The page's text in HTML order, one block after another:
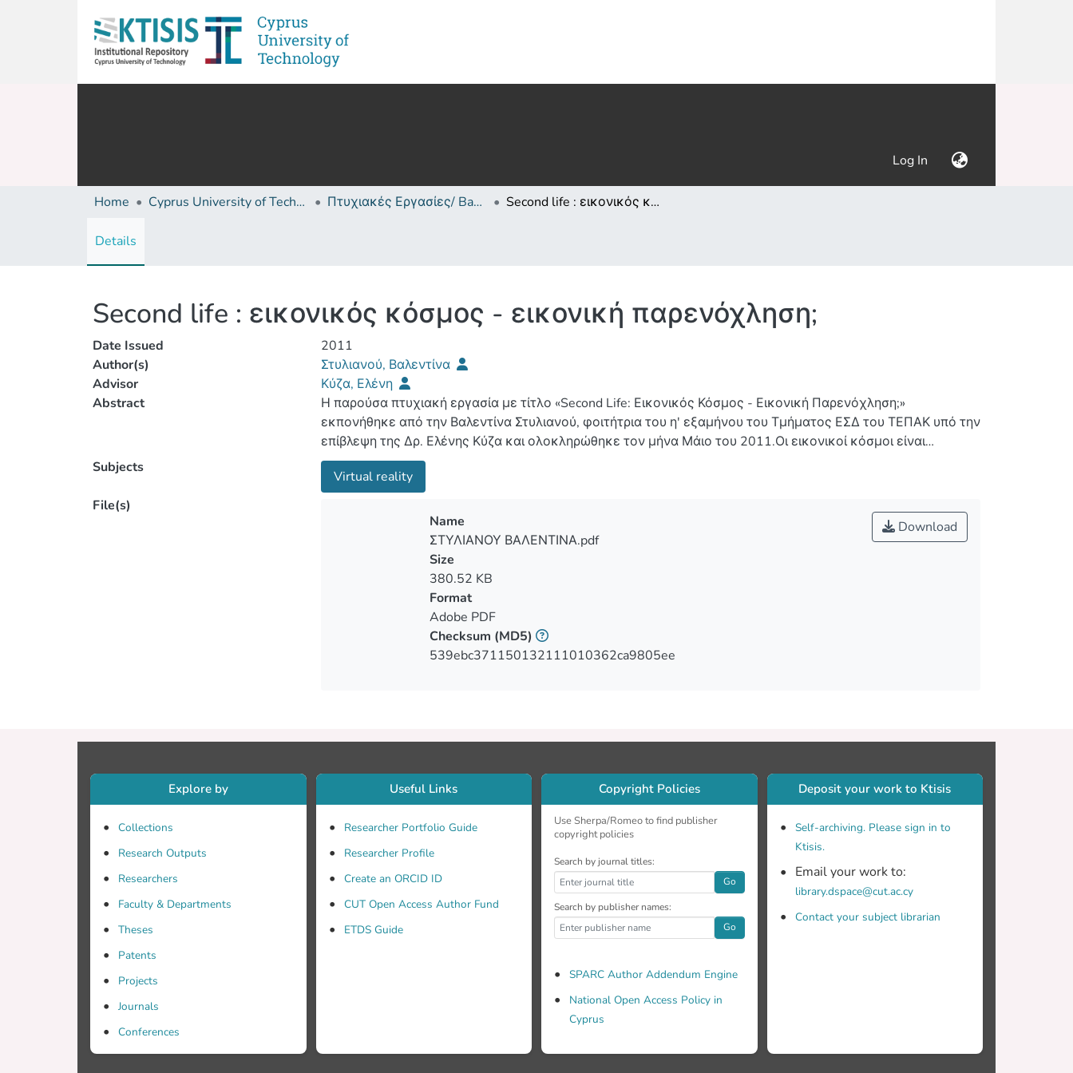
Log In (current)
Home Cyprus University of Technology (Research Output) Πτυχιακές Εργασίες/ Bachelor's Degree Theses Second life : εικονικός κόσμος - εικονική παρενόχληση;
Details
Second life : εικονικός κόσμος - εικονική παρενόχληση;
Date Issued
2011
Author(s)
Στυλιανού, Βαλεντίνα
Advisor
Κύζα, Ελένη
Abstract
Η παρούσα πτυχιακή εργασία με τίτλο «Second Life: Εικονικός Κόσμος - Εικονική Παρενόχληση;»
εκπονήθηκε από την Βαλεντίνα Στυλιανού, φοιτήτρια του η' εξαμήνου του Τμήματος ΕΣΔ του ΤΕΠΑΚ υπό την
επίβλεψη της Δρ. Ελένης Κύζα και ολοκληρώθηκε τον μήνα Μάιο του 2011.Οι εικονικοί κόσμοι είναι
τρισδιάστατα, διαδικτυακά, εικονικά περιβάλλοντα, τα οποία είναι σχεδιασμένα για την επικοινωνία μεταξύ
ανθρώπων από ολόκληρο τον κόσμο.Μέσα στους εικονικούς κόσμους μπορεί κάποιος να αναπτύξει φιλίες,
παρούσα έρευνα επιχειρείτε να εξεταστεί η επιρροή που μπορεί να ασκήσει ένας εικονικός κόσμος στους
πραγματικούς ανθρώπους πίσω από τα άβαταρ.Έχοντας ακούσει για γεγονότα που αφορούν γάμους στον
φυσικό κόσμο μεταξύ ανθρώπων που γνωρίστηκαν σε ένα εικονικό κόσμο, φιλίες που παίρνουν σάρκα και
οστά στον φυσικό κόσμο, αποδεικνύει ότι ευχάριστα γεγονότα, όντως επηρεάζουν τους χρήστες και τα
αισθήματα τους όχι μόνο μέσα, αλλά και έξω από τους εικονικούς κόσμους.Τι γίνεται όμως όσο αφορά τα
αρνητικά συναισθήματα;Τι γίνεται όταν κάποιος χρήστης δεχτεί κάποιου είδους παρενόχληση μέσα σε ένα
εικονικό κόσμο ή οποιουδήποτε είδους κακοποίηση;Αυτά τα αισθήματα μπορούν να παραμείνουν μόνο μέσα
στον εικονικό κόσμο; Αυτό είναι και το θέμα στο οποίο εστιάζει η παρούσα έρευνα, επικεντρώνοντας την
Life.Τα περιστατικά αυτά, σε αρκετές περιπτώσεις, επηρέασαν τους χρήστες ψυχολογικά και
συναισθηματικά, ακόμη και στη φυσική τους ζωή.
Subjects
Virtual reality
File(s)
Download
Name
ΣΤΥΛΙΑΝΟΥ ΒΑΛΕΝΤΙΝΑ.pdf
Size
380.52 KB
Format
Adobe PDF
Checksum (MD5)
539ebc371150132111010362ca9805ee
Explore by
Collections
Research Outputs
Researchers
Faculty & Departments
Theses
Patents
Projects
Journals
Conferences
Useful Links
Researcher Portfolio Guide
Researcher Profile
Create an ORCID ID
CUT Open Access Author Fund
ETDS Guide
Copyright Policies
Use Sherpa/Romeo to find publisher
copyright policies
Search by journal titles:
Go
Search by publisher names:
Go
SPARC Author Addendum Engine
National Open Access Policy in
Cyprus
Deposit your work to Ktisis
Self-archiving. Please sign in to
Ktisis.
Email your work to:
library.dspace@cut.ac.cy
Contact your subject librarian